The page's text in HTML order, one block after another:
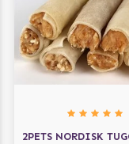
2PETS NORDISK